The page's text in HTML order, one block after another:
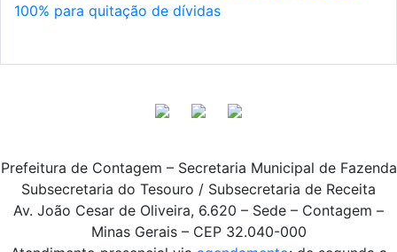
100% para quitação de dívidas
Prefeitura de Contagem – Secretaria Municipal de Fazenda
Subsecretaria do Tesouro / Subsecretaria de Receita
Av. João Cesar de Oliveira, 6.620 – Sede – Contagem –
Minas Gerais – CEP 32.040-000